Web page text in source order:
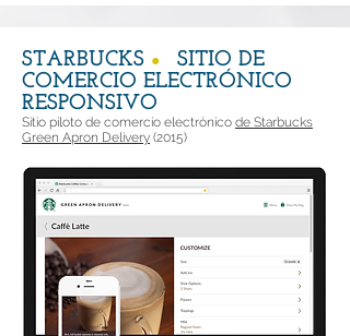
STARBUCKS ●
SITIO DE
COMERCIO ELECTRÓNICO
RESPONSIVO
Sitio piloto de comercio electrónico de Starbucks
Green Apron Delivery (2015)